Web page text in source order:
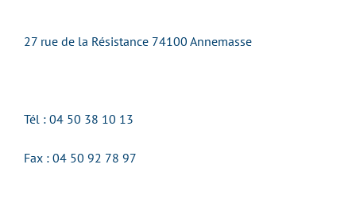
27 rue de la Résistance 74100 Annemasse
Tél : 04 50 38 10 13
Fax : 04 50 92 78 97